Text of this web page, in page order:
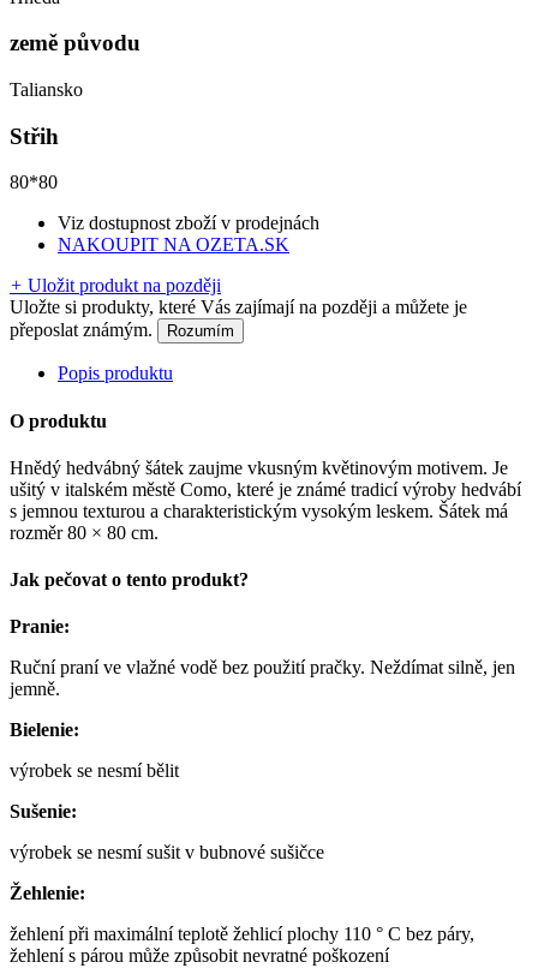
země původu
Taliansko
Střih
80*80
Viz dostupnost zboží v prodejnách
NAKOUPIT NA OZETA.SK
+ Uložit produkt na později
Uložte si produkty, které Vás zajímají na později a můžete je
přeposlat známým.
Rozumím
Popis produktu
O produktu
Hnědý hedvábný šátek zaujme vkusným květinovým motivem. Je
ušitý v italském městě Como, které je známé tradicí výroby hedvábí
s jemnou texturou a charakteristickým vysokým leskem. Šátek má
rozměr 80 × 80 cm.
Jak pečovat o tento produkt?
Pranie:
Ruční praní ve vlažné vodě bez použití pračky. Neždímat silně, jen
jemně.
Bielenie:
výrobek se nesmí bělit
Sušenie:
výrobek se nesmí sušit v bubnové sušičce
Žehlenie:
žehlení při maximální teplotě žehlicí plochy 110 ° C bez páry,
žehlení s párou může způsobit nevratné poškození